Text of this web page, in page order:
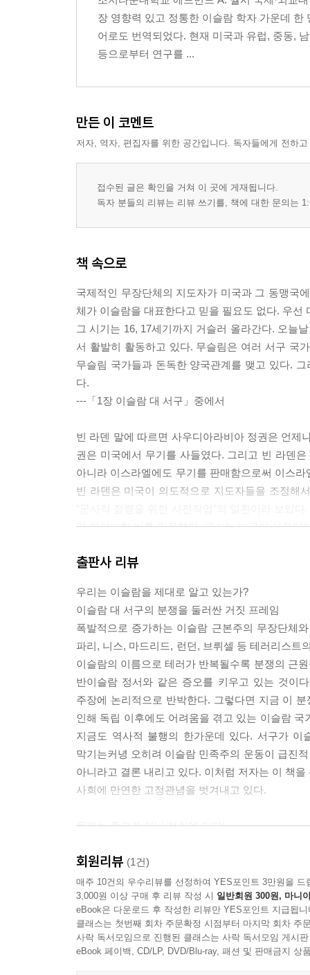
장 영향력 있고 정통한 이슬람 학자 가운데
어로도 번역되었다. 현재 미국과 유럽, 중동,
등으로부터 연구를 ...
만든 이 코멘트
저자, 역자, 편집자를 위한 공간입니다. 독자들에게 전하
접수된 글은 확인을 거쳐 이 곳에 게재됩니다.
독자 분들의 리뷰는 리뷰 쓰기를, 책에 대한 문의는
책 속으로
국제적인 무장단체의 지도자가 미국과 그 동맹국
체가 이슬람을 대표한다고 믿을 필요도 없다. 우
그 시기는 16, 17세기까지 거슬러 올라간다. 오늘
서 활발히 활동하고 있다. 무슬림은 여러 서구 국
무슬림 국가들과 돈독한 양국관계를 맺고 있다.
다.
---「1장 이슬람 대 서구」중에서
빈 라덴 말에 따르면 사우디아라비아 정권은 언제
권은 미국에서 무기를 사들였다. 그리고 빈 라덴
아니라 이스라엘에도 무기를 판매함으로써 이스
빈 라덴은 미국이 의도적으로 지도자들을 조정해
가 이야기한 바를 인용했다. 페리는 미군이 사우
대해 언급했다. 어떻게 경전을 활용해야 하고 경
혼돈을 일으킨다. 코란은 7세기 초 유대교와 기
코란은 다양한 구절을 통해 평화의 중요성과 정
성을 이야기한다. 코란을 해석하는 이들이 구절을
루는 코란의 구절이 평화기의 행위를 정당화하기
---「3장 테러에 저항하는 무슬림」중에서
영국령 팔레스타인은 반유대주의에 지쳐 도망갈
의 국가라고 확인하는 선언문을 발표했고 “이러한
팔레스타인을 지배하도록 허용하는 협정 안에 포
타인으로 이주하는 유대인을 받아들였다. 그러나
들이 봉기한 시대로 기록된다. 그러는 와중에 유
이 장에서 개략적으로 다룬 국가들은 대부분의 무
예다. 전 세계에서 의료 및 교육, 재해구호사업을
다. 그리고 이러한 노력들은 국제적으로 인정받
는 빈곤 감소를 위한 수단으로 마이크로 파이낸스
사회적 취약계층의 경제적 자립을 돕는 사업－옮
출판사 리뷰
우리는 이슬람을 제대로 알고 있는가?
이슬람 대 서구의 분쟁을 둘러싼 거짓 프레임
폭발적으로 증가하는 이슬람 근본주의 무장단체
파리, 니스, 마드리드, 런던, 브뤼셀 등 테러리스트
이슬람의 이름으로 테러가 반복될수록 분쟁의 근
반이슬람 정서와 같은 증오를 키우고 있는 것이
주장에 논리적으로 반박한다. 그렇다면 지금 이
인해 독립 이후에도 어려움을 겪고 있는 이슬람
지금도 역사적 불행의 한가운데 있다. 서구가 이
막기는커녕 오히려 이슬람 민족주의 운동이 급진
아니라고 결론 내리고 있다. 이처럼 저자는 이 책
사회에 만연한 고정관념을 벗겨내고 있다.
문제는 종교가 아닌 정치에 있다!
대해 명쾌하고도 통찰력 있게 분석한다. 1장에서
어떻게 형성되어왔는지 설명한다. 2장에서는 알
미국이 어떻게 이들을 자극하고 테러의 명분을
사실을 밝힌다. 3장에서는 실제 테러의 가장 큰
‘이슬람이 서구의 적인가’라는 질문을 ‘알 카
4장에서는 그럼에도 불구하고 테러단체와 주류
회원리뷰 (1건)
매주 10건의 우수리뷰를 선정하여 YES포인트 3만원을 드
3,000원 이상 구매 후 리뷰 작성 시 일반회원 300원, 마니
eBook은 다운로드 후 작성한 리뷰만 YES포인트 지급됩니
클래스는 첫번째 회차 주문확정 시점부터 마지막 회차 주
사락 독서모임으로 진행된 클래스는 사락 독서모임 게시
eBook 페이백, CD/LP, DVD/Blu-ray, 패션 및 판매금지 상